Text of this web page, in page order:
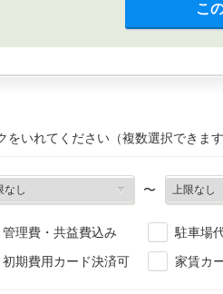
こ
をいれてください（複数選択できま
〜
管理費・共益費込み
駐車場
初期費用カード決済可
家賃カ